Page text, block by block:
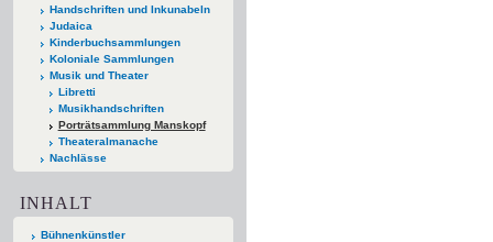
Handschriften und Inkunabeln
Judaica
Kinderbuchsammlungen
Koloniale Sammlungen
Musik und Theater
Libretti
Musikhandschriften
Porträtsammlung Manskopf
Theateralmanache
Nachlässe
INHALT
Bühnenkünstler